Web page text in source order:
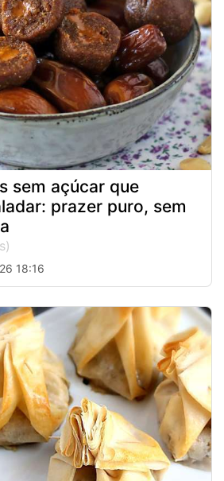
sem açúcar que
prazer puro, sem
18:16